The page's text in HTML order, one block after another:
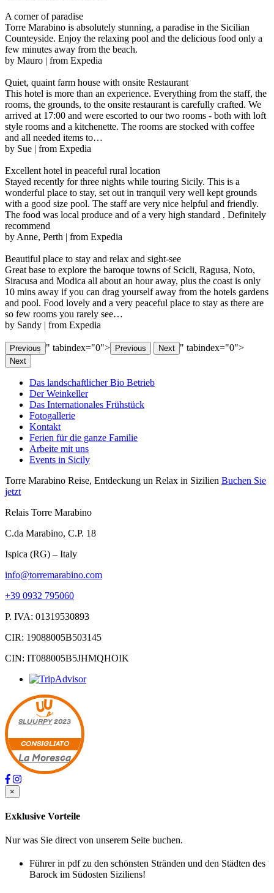
A corner of paradise
Torre Marabino is absolutely stunning, a paradise in the Sicilian
Counteyside. Enjoy the relaxing pool and the delicious food only a
few minutes away from the beach.
by Mauro | from Expedia
Quiet, quaint farm house with onsite Restaurant
This hotel is more than an experience. Everything from the staff, the
rooms, the grounds, to the onsite restaurant is carefully crafted. We
arrived at 17:00 and were escorted to our two rooms - both with loft
style rooms and a kitchenette. The rooms are stocked with coffee
and all needed items to…
by Sue | from Expedia
Excellent hotel in peaceful rural location
Stayed recently for three nights while touring Sicily. This is a
wonderful place to stay, set out in tranquil very well kept grounds
with a good size pool. The staff are very nice helpful and friendly.
The food was local produce and of a very high standard . Definitely
recommend
by Anne, Perth | from Expedia
Beautiful place to stay and relax and sight-see
Great base to explore the baroque towns of Scicli, Ragusa, Noto,
Siracusa and Modica all about an hour away, plus the coast is only
10 mins away if you can drag yourself away from the hotels gardens
and pool. Food lovely and a very peaceful place to stay as there are
so few rooms you rarely see…
by Sandy | from Expedia
Previous " tabindex="0"> Previous Next " tabindex="0">
Next
Das landschaftlicher Bio Betrieb
Der Weinkeller
Das Internationales Frühstück
Fotogallerie
Kontakt
Ferien für die ganze Familie
Arbeite mit uns
Events in Sicily
Torre Marabino Reise, Entdeckung un Relax in Sizilien Buchen Sie
jetzt
Relais Torre Marabino
C.da Marabino, C.P. 18
Ispica (RG) – Italy
info@torremarabino.com
+39 0932 795060
P. IVA: 01319530893
CIR: 19088005B503145
CIN: IT088005B5JHMQHOIK
SLUURPY2023
CONSIGLIATO
La Moresca
×
Exklusive Vorteile
Nur was Sie direct von unserem Seite buchen.
Führer in pdf zu den schönsten Stränden und den Städten des
Barock im Südosten Siziliens!